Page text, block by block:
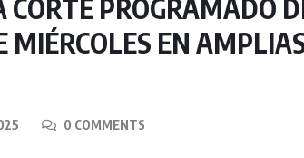
PROGRAMADO
MIÉRCOLES EN
0 COMMENTS